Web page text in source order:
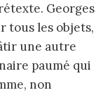
Georges
tous les objets,
une autre
paumé qui
non